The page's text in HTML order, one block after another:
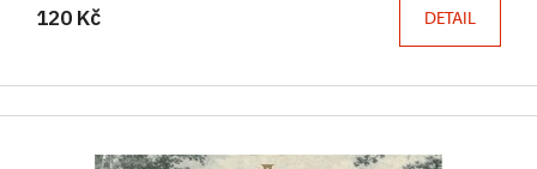
120 Kč DETAIL